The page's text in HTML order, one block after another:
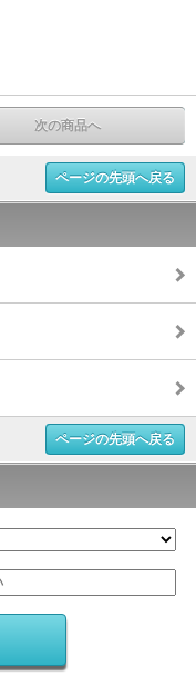
次の商品へ
ページの先頭へ戻る
ページの先頭へ戻る